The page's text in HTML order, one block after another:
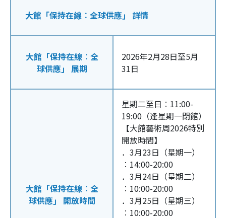
大館「保持在線︰全球供應」 詳情
大館「保持在線︰全
球供應」 展期
2026年2月28日至5月
31日
大館「保持在線︰全
球供應」 開放時間
星期二至日︰11:00-
19:00（逢星期一閉館）
【大館藝術周2026特別
開放時間】
．3月23日（星期一）
︰14:00-20:00
．3月24日（星期二）
︰10:00-20:00
．3月25日（星期三）
︰10:00-20:00